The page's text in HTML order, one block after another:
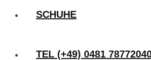
SCHUHE
TEL (+49) 0481